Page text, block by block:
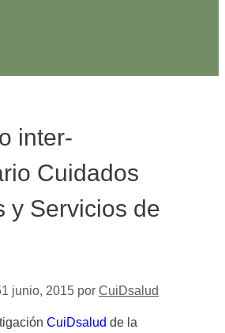
inter-
Cuidados
y Servicios de
1 junio, 2015 por CuiDsalud
CuiDsalud de la